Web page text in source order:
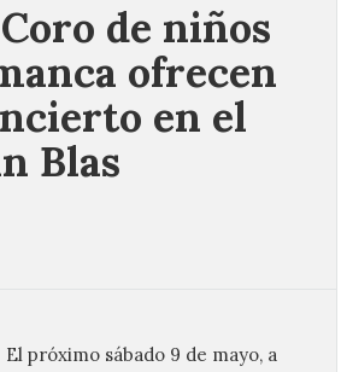
de niños
ofrecen
en el
Blas
próximo sábado 9 de mayo, a